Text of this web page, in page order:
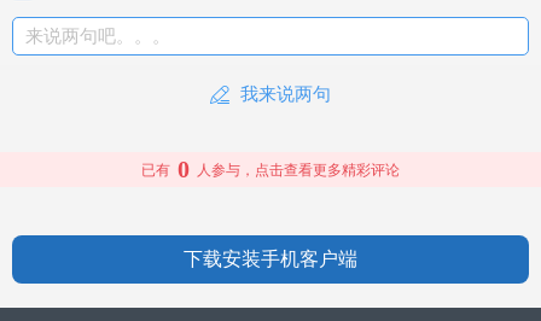
来说两句吧。。。
我来说两句
已有 0 人参与，点击查看更多精彩评论
下载安装手机客户端